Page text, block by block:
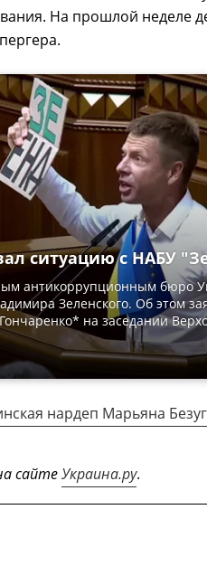
На прошлой неделе
ситуацию с НАБУ
антикоррупционным бюро
Зеленского. Об этом
на заседании
нардеп Марьяна
сайтеУкраина.ру.